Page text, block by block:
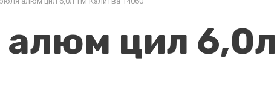
цил